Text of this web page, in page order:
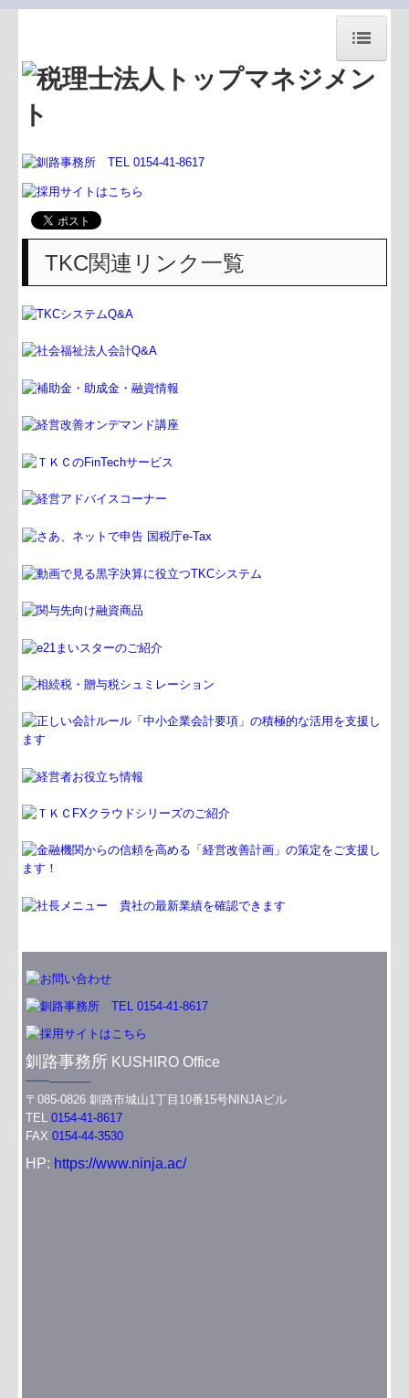
税法)トップマネジメント
事務所案内
事務所紹介
代表あいさつ
経営理念
交通案内
業務案内
行政書士業務
病院・診療所の皆様へ
社会福祉法人の皆様へ
TKC関連リンク一覧
コラム
セミナー案内
過去のセミナー
TKC関連リンク一覧
釧路事務所 KUSHIRO Office
━━─────
〒085-0826 釧路市城山1丁目10番15号NINJAビル
TEL0154-41-8617
FAX0154-44-3530
HP: https://www.ninja.ac/